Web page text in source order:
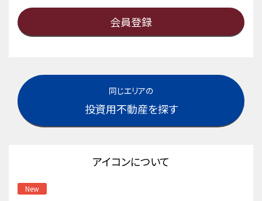
会員登録
同じエリアの
投資用不動産を探す
アイコンについて
New